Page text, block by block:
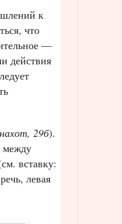
к
что
—
действия
29б).
вставку: